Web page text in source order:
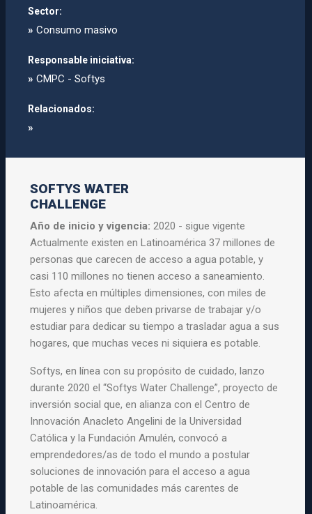
Sector:
» Consumo masivo
Responsable iniciativa:
» CMPC - Softys
Relacionados:
»
SOFTYS WATER
CHALLENGE
Año de inicio y vigencia:2020 - sigue vigente
Actualmente existen en Latinoamérica 37 millones de
personas que carecen de acceso a agua potable, y
casi 110 millones no tienen acceso a saneamiento.
Esto afecta en múltiples dimensiones, con miles de
mujeres y niños que deben privarse de trabajar y/o
estudiar para dedicar su tiempo a trasladar agua a sus
hogares, que muchas veces ni siquiera es potable.
Softys, en línea con su propósito de cuidado, lanzo
durante 2020 el “Softys Water Challenge”, proyecto de
inversión social que, en alianza con el Centro de
Innovación Anacleto Angelini de la Universidad
Católica y la Fundación Amulén, convocó a
emprendedores/as de todo el mundo a postular
soluciones de innovación para el acceso a agua
potable de las comunidades más carentes de
Latinoamérica.